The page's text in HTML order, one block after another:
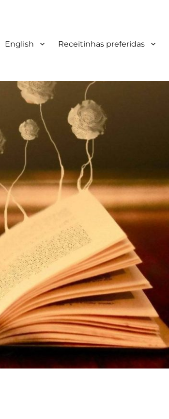
English Receitinhas preferidas